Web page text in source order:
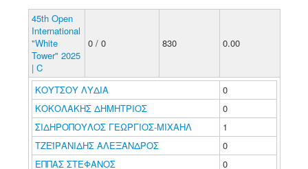
45th Open
International
"White
Tower" 2025
| C
0 / 0 830 0.00
ΚΟΥΤΣΟΥ ΛΥΔΙΑ
0
ΚΟΚΟΛΑΚΗΣ ΔΗΜΗΤΡΙΟΣ
0
ΣΙΔΗΡΟΠΟΥΛΟΣ ΓΕΩΡΓΙΟΣ-ΜΙΧΑΗΛ
1
ΤΖΕΪΡΑΝΙΔΗΣ ΑΛΕΞΑΝΔΡΟΣ
0
ΕΠΠΑΣ ΣΤΕΦΑΝΟΣ
0